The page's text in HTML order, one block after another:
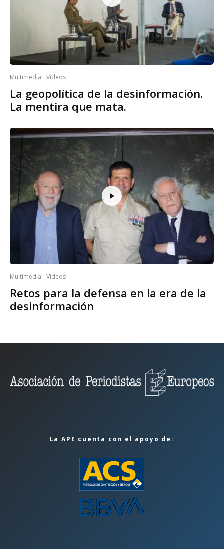
Multimedia Vídeos
La geopolítica de la desinformación.
La mentira que mata.
Multimedia Vídeos
Retos para la defensa en la era de la
desinformación
La APE cuenta con el apoyo de: